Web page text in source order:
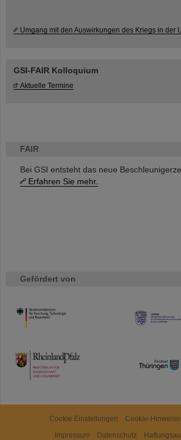
FAIR
Bei GSI entsteht das neue
Erfahren Sie mehr.
Gefördert von
HMWK
TMWWDG
Umgang mit den Auswirkungen des Kriegs in der
GSI-FAIR Kolloquium
Aktuelle Termine
Cookie Einstellungen Cookie-Hinweise
Impressum
Datenschutz